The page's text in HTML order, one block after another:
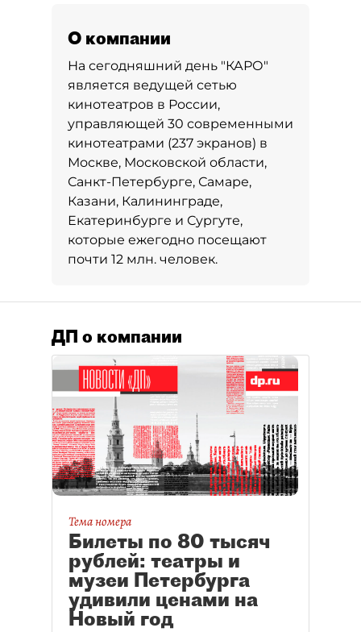
О компании
На сегодняшний день "КАРО"
является ведущей сетью
кинотеатров в России,
управляющей 30 современными
кинотеатрами (237 экранов) в
Москве, Московской области,
Санкт-Петербурге, Самаре,
Казани, Калининграде,
Екатеринбурге и Сургуте,
которые ежегодно посещают
почти 12 млн. человек.
ДП о компании
Тема номера
Билеты по 80 тысяч
рублей: театры и
музеи Петербурга
удивили ценами на
Новый год